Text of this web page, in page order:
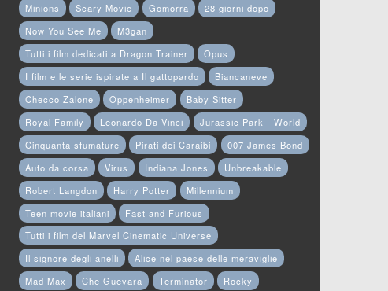
Minions Scary Movie Gomorra
28 giorni dopo
Now You See Me
M3gan
Tutti i film dedicati a Dragon Trainer
Opus
I film e le serie ispirate a Il gattopardo
Biancaneve
Checco Zalone
Oppenheimer
Baby Sitter
Royal Family
Leonardo Da Vinci
Jurassic Park - World
Cinquanta sfumature
Pirati dei Caraibi
007 James Bond
Auto da corsa
Virus Indiana Jones
Unbreakable
Robert Langdon
Harry Potter
Millennium
Teen movie italiani
Fast and Furious
Tutti i film del Marvel Cinematic Universe
Il signore degli anelli
Alice nel paese delle meraviglie
Mad Max
Che Guevara Terminator Rocky